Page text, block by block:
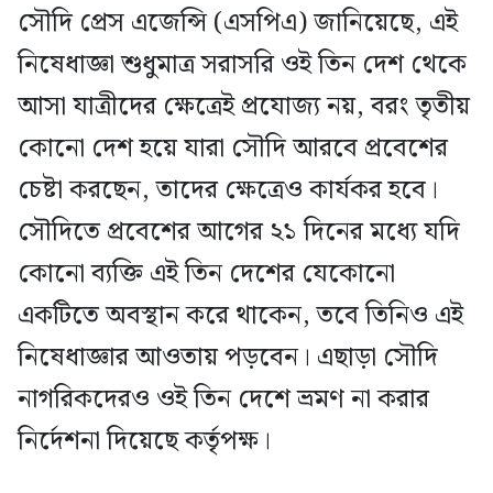
সৌদি প্রেস এজেন্সি (এসপিএ) জানিয়েছে, এই
নিষেধাজ্ঞা শুধুমাত্র সরাসরি ওই তিন দেশ থেকে
আসা যাত্রীদের ক্ষেত্রেই প্রযোজ্য নয়, বরং তৃতীয়
কোনো দেশ হয়ে যারা সৌদি আরবে প্রবেশের
চেষ্টা করছেন, তাদের ক্ষেত্রেও কার্যকর হবে।
সৌদিতে প্রবেশের আগের ২১ দিনের মধ্যে যদি
কোনো ব্যক্তি এই তিন দেশের যেকোনো
একটিতে অবস্থান করে থাকেন, তবে তিনিও এই
নিষেধাজ্ঞার আওতায় পড়বেন। এছাড়া সৌদি
নাগরিকদেরও ওই তিন দেশে ভ্রমণ না করার
নির্দেশনা দিয়েছে কর্তৃপক্ষ।